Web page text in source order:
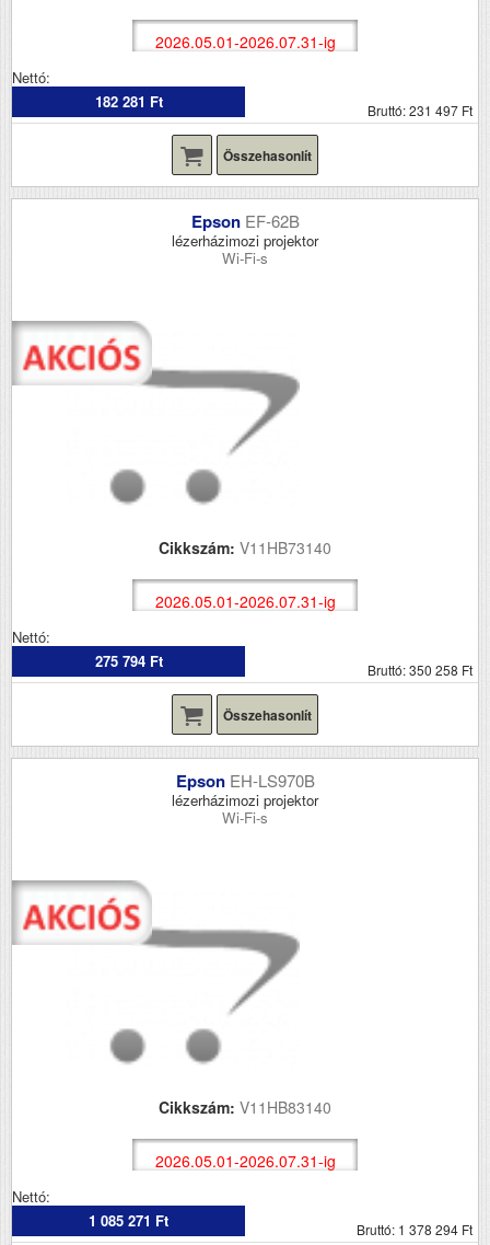
2026.05.01-2026.07.31-ig
Nettó:
182 281 Ft
Bruttó: 231 497 Ft
Összehasonlít
Epson EF-62B
lézerházimozi projektor
Wi-Fi-s
Cikkszám: V11HB73140
2026.05.01-2026.07.31-ig
Nettó:
275 794 Ft
Bruttó: 350 258 Ft
Összehasonlít
Epson EH-LS970B
lézerházimozi projektor
Wi-Fi-s
Cikkszám: V11HB83140
2026.05.01-2026.07.31-ig
Nettó:
1 085 271 Ft
Bruttó: 1 378 294 Ft